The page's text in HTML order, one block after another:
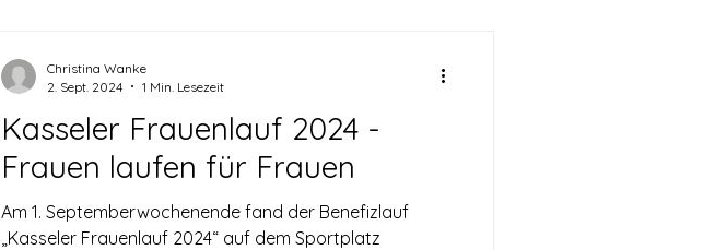
Kasseler Frauenlauf 2024 -
Frauen laufen für Frauen
Am 1. Septemberwochenende fand der Benefizlauf
„Kasseler Frauenlauf 2024“ auf dem Sportplatz
Christina Wanke
2. Sept. 2024
1 Min. Lesezeit